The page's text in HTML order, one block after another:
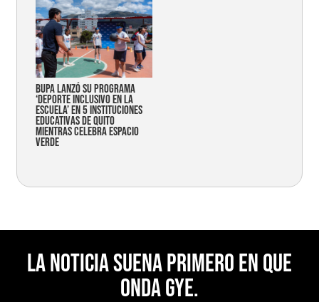
Bupa lanzó su programa
‘Deporte Inclusivo en la
Escuela’ en 5 instituciones
educativas de Quito
mientras celebra espacio
verde
La noticia suena primero en Que
Onda Gye.